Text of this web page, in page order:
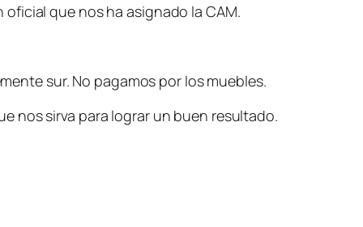
que nos ha asignado la CAM.
sur. No pagamos por los muebles.
nos sirva para lograr un buen resultado.